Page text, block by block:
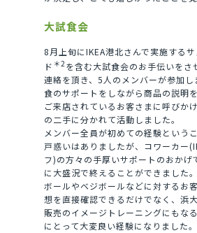
大試食会
8月上旬にIKEA港北さんで実施する
ド ＊2を含む大試食会のお手伝いをさ
連絡を頂き、5人のメンバーが参加
食のサポートをしながら商品の説明
ご来店されているお客さまに呼びか
の二手に分かれて活動しました。
メンバー全員が初めての経験という
戸惑いはありましたが、コワーカー
フ)の方々の手厚いサポートのおかげ
に大盛況で終えることができました
ボールやベジボールなどに対するお
想を直接確認できるだけでなく、浜
販売のイメージトレーニングにもな
にとって大変良い経験になりました。